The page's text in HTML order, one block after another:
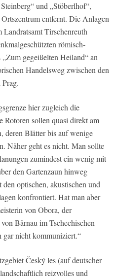
und „Stöberlhof“,
entfernt. Die Anlagen
Landratsamt Tirschenreuth
römisch-
gegeißelten Heiland“ an
Handelsweg zwischen den
hier zugleich die
Rotoren sollen quasi direkt am
deren Blätter bis auf wenige
Näher geht es nicht. Man sollte
zumindest ein wenig mit
den Gartenzaun hinweg
optischen, akustischen und
konfrontiert. Hat man aber
von Obora, der
Bärnau im Tschechischen
nicht kommuniziert.“
Český les (auf deutscher
reizvolles und